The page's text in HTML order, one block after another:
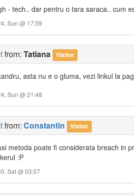
- tech.. dar pentru o tara saraca.. cum
Sun @ 17:59
from: Tatiana Visitor
asta nu e o gluma, vezi linkul la
Sun @ 21:48
from: Constantin Visitor
metoda poate fi considerata breach in
:P
Sat @ 03:07